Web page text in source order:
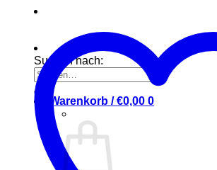
Suchen nach:
Warenkorb /€0,00 0